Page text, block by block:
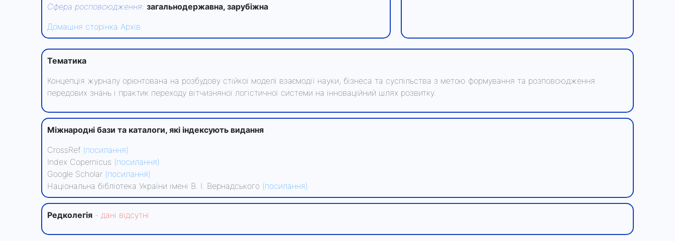
Сфера росповсюдження: загальнодержавна, зарубіжна
Домашня сторінка Архів
Тематика
Концепція журналу орієнтована на розбудову стійкої моделі взаємодії науки, бізнеса та суспільства з метою формування та розповсюдження
передових знань і практик переходу вітчизняної логістичної системи на інноваційний шлях розвитку.
Міжнародні бази та каталоги, які індексують видання
CrossRef (посилання)
Index Copernicus (посилання)
Google Scholar (посилання)
Національна бібліотека України імені В. І. Вернадського (посилання)
Редколегiя - данi вiдсутнi